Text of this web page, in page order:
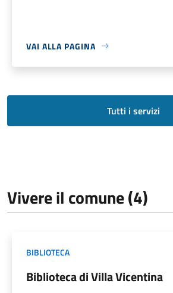
VAI ALLA PAGINA
Tutti i servizi
Vivere il comune (4)
BIBLIOTECA
Biblioteca di Villa Vicentina